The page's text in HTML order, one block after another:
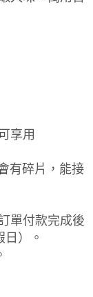
享用
有碎片，能接
單付款完成後
）。